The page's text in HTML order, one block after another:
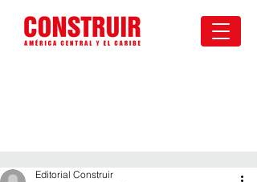
Editorial Construir